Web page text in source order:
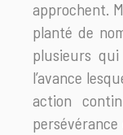
approchent.
planté de
plusieurs
l’avance
action